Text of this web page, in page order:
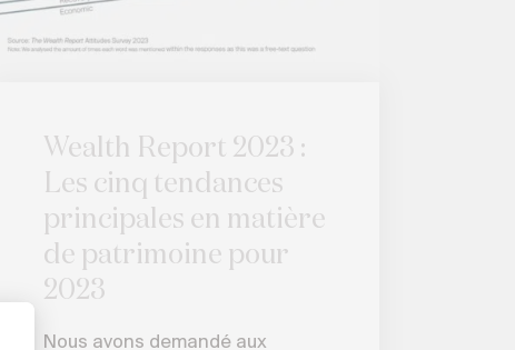
Wealth Report 2023 :
Les cinq tendances
principales en matière
de patrimoine pour
2023
Nous avons demandé aux